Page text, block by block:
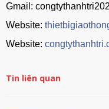
Gmail:
Website:
Website:
Tin liên quan